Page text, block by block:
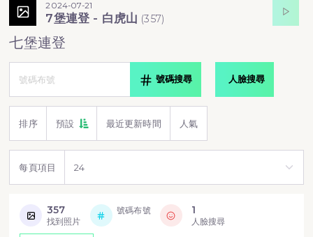
2024-07-21
7堡連登 - 白虎山 (357)
七堡連登
號碼搜尋 人臉搜尋
排序 預設 最近更新時間 人氣
每頁項目
357
找到照片
號碼布號 1
人臉搜尋